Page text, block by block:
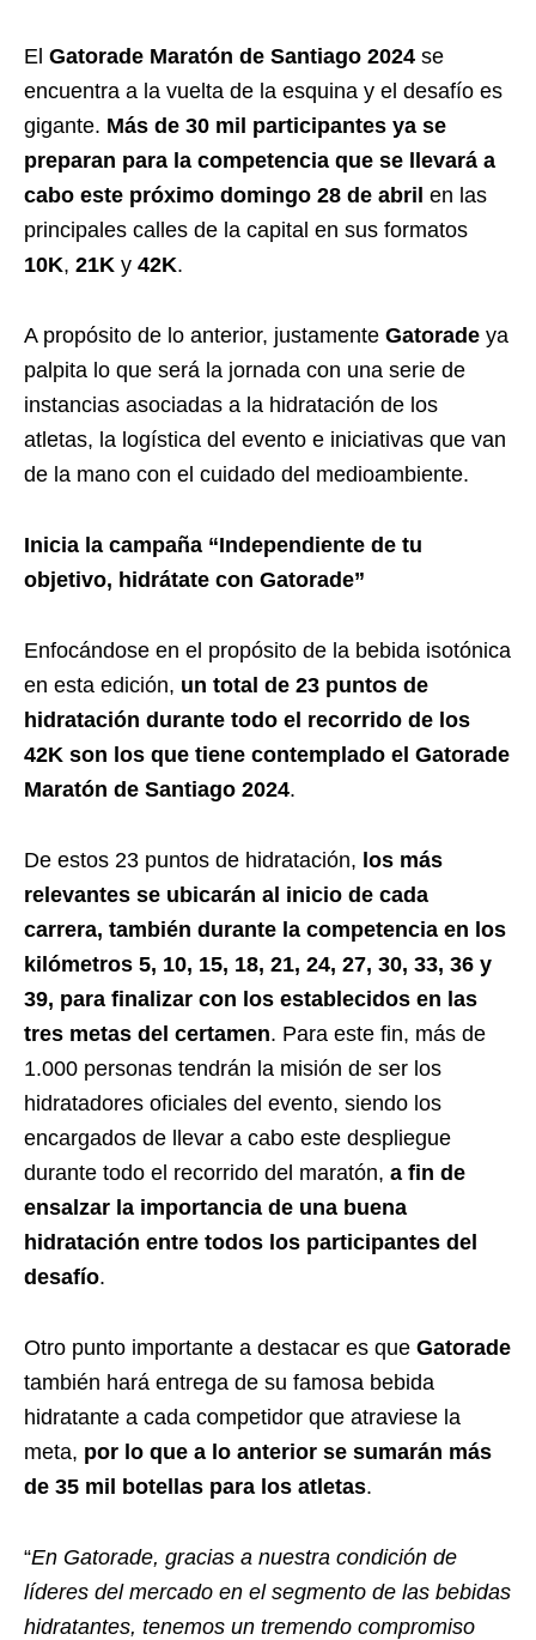
El Gatorade Maratón de Santiago 2024 se
encuentra a la vuelta de la esquina y el desafío es
gigante. Más de 30 mil participantes ya se
preparan para la competencia que se llevará a
cabo este próximo domingo 28 de abril en las
principales calles de la capital en sus formatos
10K, 21K y 42K.
A propósito de lo anterior, justamente Gatorade ya
palpita lo que será la jornada con una serie de
instancias asociadas a la hidratación de los
atletas, la logística del evento e iniciativas que van
de la mano con el cuidado del medioambiente.
Inicia la campaña “Independiente de tu
objetivo, hidrátate con Gatorade”
Enfocándose en el propósito de la bebida isotónica
en esta edición, un total de 23 puntos de
hidratación durante todo el recorrido de los
42K son los que tiene contemplado el Gatorade
Maratón de Santiago 2024.
De estos 23 puntos de hidratación, los más
relevantes se ubicarán al inicio de cada
carrera, también durante la competencia en los
kilómetros 5, 10, 15, 18, 21, 24, 27, 30, 33, 36 y
39, para finalizar con los establecidos en las
tres metas del certamen. Para este fin, más de
1.000 personas tendrán la misión de ser los
hidratadores oficiales del evento, siendo los
encargados de llevar a cabo este despliegue
durante todo el recorrido del maratón, a fin de
ensalzar la importancia de una buena
hidratación entre todos los participantes del
desafío.
Otro punto importante a destacar es que Gatorade
también hará entrega de su famosa bebida
hidratante a cada competidor que atraviese la
meta, por lo que a lo anterior se sumarán más
de 35 mil botellas para los atletas.
“En Gatorade, gracias a nuestra condición de
líderes del mercado en el segmento de las bebidas
hidratantes, tenemos un tremendo compromiso